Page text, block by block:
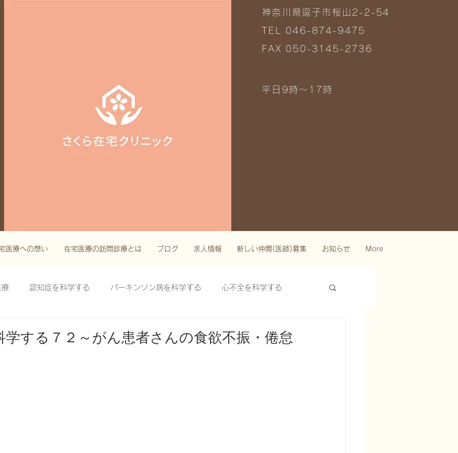
神奈川県逗子市桜山2-2-54
TEL 046-874-9475
FAX 050-3145-2736
平日9時～17時
医療への想い 在宅医療の訪問診療とは ブログ 求人情報 新しい仲間(医師)募集 お知らせ More
療 認知症を科学する パーキンソン病を科学する 心不全を科学する
学する７２～がん患者さんの食欲不振・倦怠